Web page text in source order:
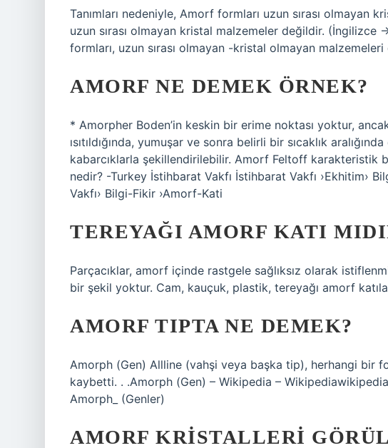
Tanımları nedeniyle, Amorf formları uzun sırası
uzun sırası olmayan kristal malzemeler değildir. (İngilizce
formları, uzun sırası olmayan -kristal olmayan
AMORF NE DEMEK ÖRNEK?
* Amorpher Boden’in keskin bir erime noktası yoktur,
ısıtıldığında, yumuşar ve sonra belirli bir sıcaklık
kabarcıklarla şekillendirilebilir. Amorf Feltoff karakteristik
nedir? -Turkey İstihbarat Vakfı İstihbarat Vakfı ›Ekhitim›
Vakfı› Bilgi-Fikir ›Amorf-Kati
TEREYAĞI AMORF KATI
Parçacıklar, amorf içinde rastgele sağlıksız olarak
bir şekil yoktur. Cam, kauçuk, plastik, tereyağı amorf
AMORF TIPTA NE DEMEK?
Amorph (Gen) Allline (vahşi veya başka tip), herhangi bir
kaybetti. . .Amorph (Gen) – Wikipedia –
Amorph_ (Genler)
AMORF KRISTALLERI